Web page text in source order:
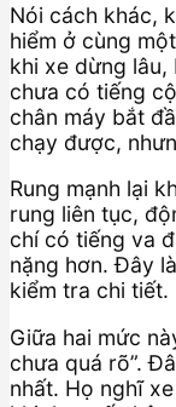
Nói cách khác,
hiểm ở cùng
khi xe dừng
chưa có tiếng
chân máy bắt
chạy được,
Rung mạnh lại
rung liên tục,
chí có tiếng va
nặng hơn. Đây
kiểm tra chi tiết.
Giữa hai mức
chưa quá rõ”.
nhất. Họ nghĩ